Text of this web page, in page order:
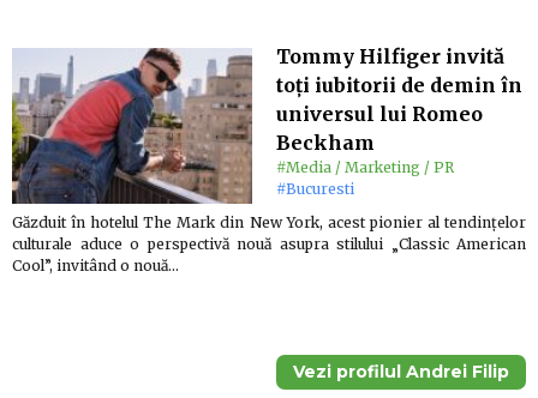
Tommy Hilfiger invită
toți iubitorii de demin în
universul lui Romeo
Beckham
#Media / Marketing / PR
#Bucuresti
Găzduit în hotelul The Mark din New York, acest pionier al tendințelor
culturale aduce o perspectivă nouă asupra stilului „Classic American
Cool”, invitând o nouă…
Vezi profilul Andrei Filip